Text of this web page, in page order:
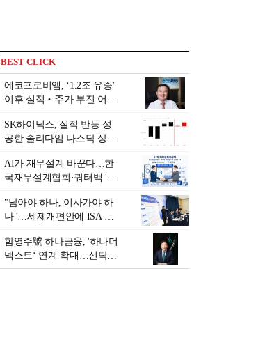
BEST CLICK
에코프로비엠, ‘1.2조 유증’
이후 실적‧주가 부진 어쩌
SK하이닉스, 실적 반등 성
공한 솔리다임 나스닥 상장
AI가 재무설계 바꾼다…한
국재무설계협회·쿼터백 '베
"남아야 하나, 이사가야 하
나"…세제개편안에 ISA 투
함영주號 하나금융, '하나더
넥스트‘ 연계 확대…신탁수
수료 2배 증가 효과 [금융 시